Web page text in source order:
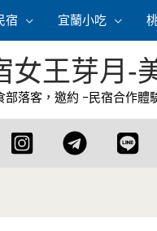
宿 宜蘭小吃
女王芽月-
部落客，邀約 -民宿合作體